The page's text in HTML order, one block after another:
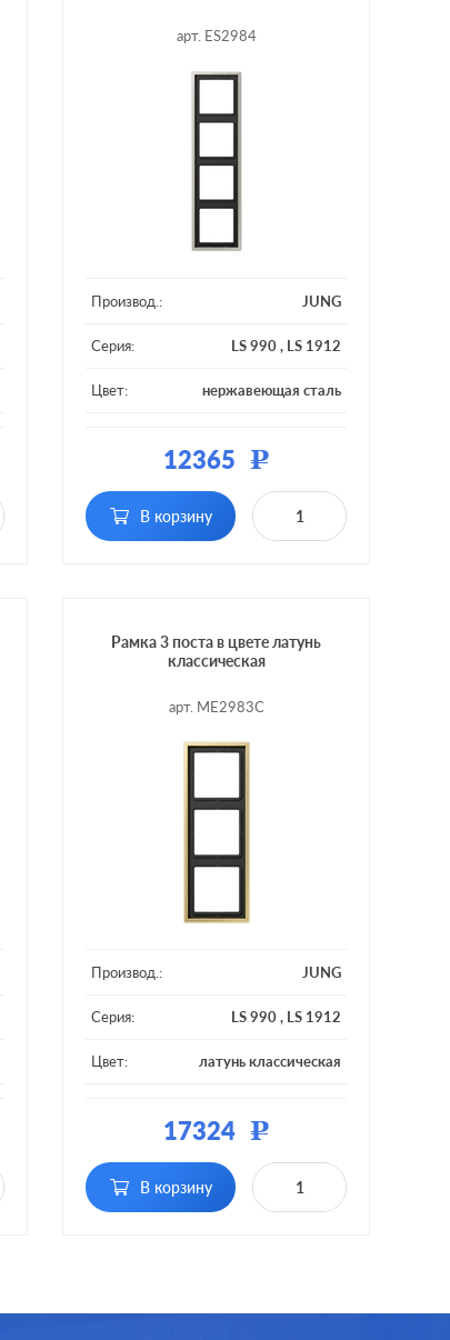
арт. ES2984
Производ.: JUNG
Серия: LS 990, LS 1912
Цвет: нержавеющая сталь
12365 Р
В корзину
Рамка 3 поста в цвете латунь
классическая
арт. ME2983C
Производ.: JUNG
Серия: LS 990, LS 1912
Цвет: латунь классическая
17324Р
В корзину